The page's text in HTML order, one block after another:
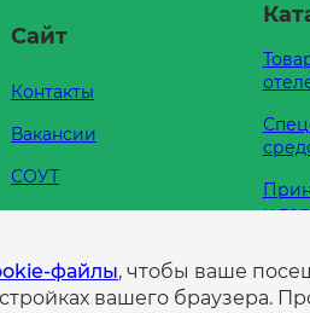
Сайт
Контакты
Вакансии
СОУТ
Напишите нам
Политика
и
файлы, чтобы ваше
вашего браузера.